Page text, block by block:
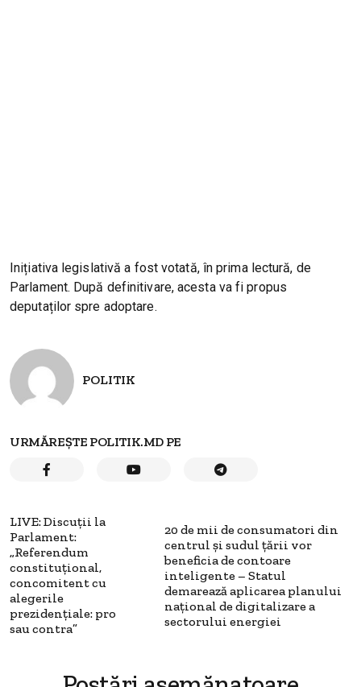
Inițiativa legislativă a fost votată, în prima lectură, de
Parlament. După definitivare, acesta va fi propus
deputaților spre adoptare.
POLITIK
URMĂREȘTE POLITIK.MD PE
LIVE: Discuții la
Parlament:
„Referendum
constituțional,
concomitent cu
alegerile
prezidențiale: pro
sau contra”
20 de mii de consumatori din
centrul și sudul țării vor
beneficia de contoare
inteligente – Statul
demarează aplicarea planului
național de digitalizare a
sectorului energiei